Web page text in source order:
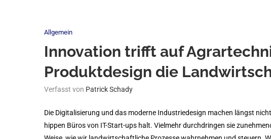
Allgemein
Innovation trifft auf
Produktdesign die
Verfasst von Patrick Schady
Die Digitalisierung und das moderne Industriedesign machen längst
hippen Büros von IT-Start-ups halt. Vielmehr durchdringen sie